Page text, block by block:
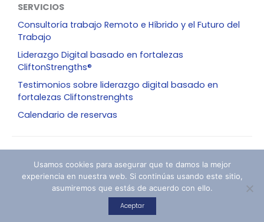
SERVICIOS
Consultoría trabajo Remoto e Híbrido y el Futuro del
Trabajo
Liderazgo Digital basado en fortalezas
CliftonStrengths®
Testimonios sobre liderazgo digital basado en
fortalezas Cliftonstrenghts
Calendario de reservas
Copyright © 2019-2026| FlodeHR. Todos los derechos
reservados
Política de privacidad
Términos y condiciones
Política de reembolsos
Política de cookies
Usamos cookies para asegurar que te damos la mejor
experiencia en nuestra web. Si continúas usando este sitio,
asumiremos que estás de acuerdo con ello.
Aceptar